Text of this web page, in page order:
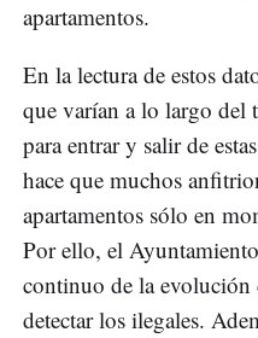
apartamentos.
En la lectura de estos
que varían a lo largo del
para entrar y salir de
hace que muchos
apartamentos sólo en
Por ello, el
continuo de la evolución
detectar los ilegales.